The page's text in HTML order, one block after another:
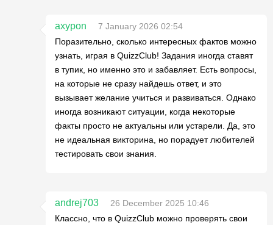
axypon
7 January 2026 02:54
Поразительно, сколько интересных фактов можно
узнать, играя в QuizzClub! Задания иногда ставят
в тупик, но именно это и забавляет. Есть вопросы,
на которые не сразу найдешь ответ, и это
вызывает желание учиться и развиваться. Однако
иногда возникают ситуации, когда некоторые
факты просто не актуальны или устарели. Да, это
не идеальная викторина, но порадует любителей
тестировать свои знания.
andrej703
26 December 2025 10:46
Классно, что в QuizzClub можно проверять свои